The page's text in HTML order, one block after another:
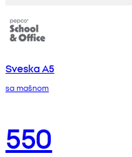
Sveska A5
sa mašnom
550